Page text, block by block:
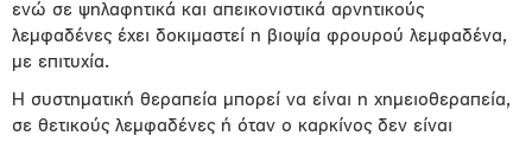
ενώ σε ψηλαφητικά και απεικονιστικά αρνητικούς
λεµφαδένες έχει δοκιµαστεί η βιοψία φρουρού λεµφαδένα,
µε επιτυχία.
Η συστηµατική θεραπεία µπορεί να είναι η χηµειοθεραπεία,
σε θετικούς λεµφαδένες ή όταν ο καρκίνος δεν είναι